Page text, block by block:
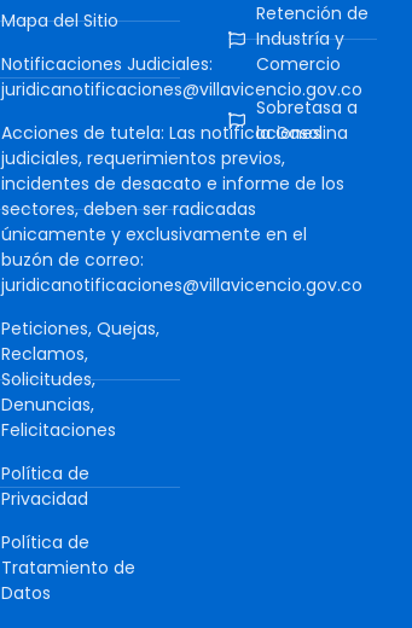
Mapa del Sitio
Notificaciones Judiciales:
juridicanotificaciones@villavicencio.gov.co
Acciones de tutela: Las notificaciones
judiciales, requerimientos previos,
incidentes de desacato e informe de los
sectores, deben ser radicadas
únicamente y exclusivamente en el
buzón de correo:
juridicanotificaciones@villavicencio.gov.co
Peticiones, Quejas,
Reclamos,
Solicitudes,
Denuncias,
Felicitaciones
Política de
Privacidad
Política de
Tratamiento de
Datos
Retención de
Industría y
Comercio
Sobretasa a
la Gasolina